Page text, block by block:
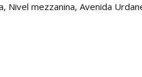
Nivel mezzanina, Avenida